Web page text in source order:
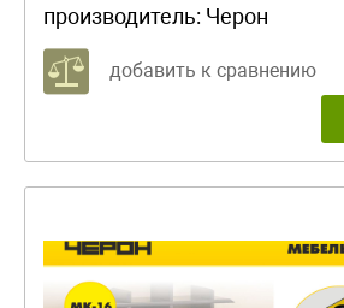
производитель: Черон
добавить к сравнению